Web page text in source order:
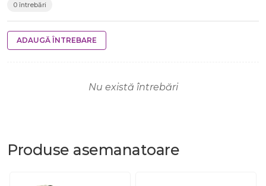
0 întrebări
ADAUGĂ ÎNTREBARE
Nu există întrebări
Produse asemanatoare